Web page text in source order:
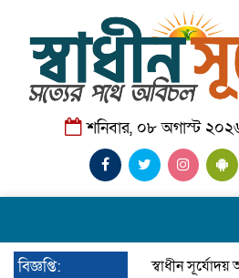
শনিবার, ০৮ অগাস্ট
বিজ্ঞপ্তি: স্বাধীন সূর্যোদয়